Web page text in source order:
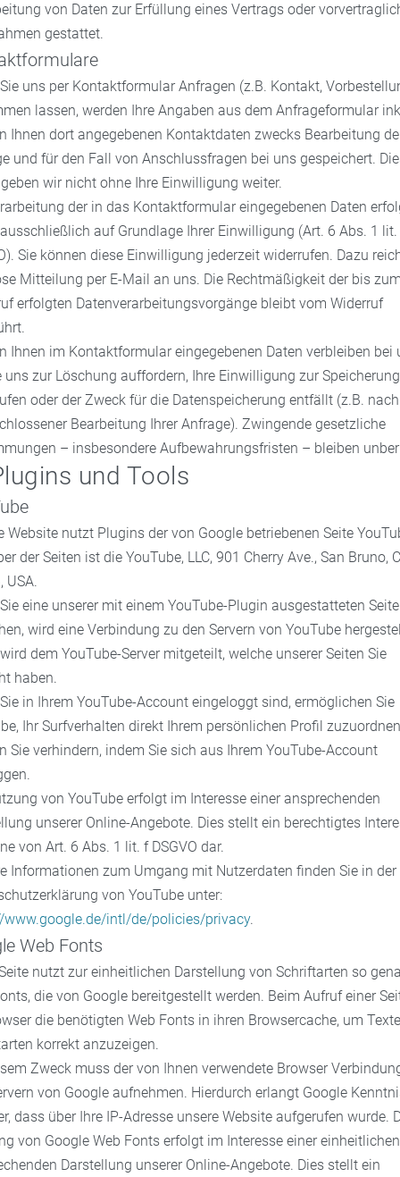
von Daten zur Erfüllung eines Vertrags oder
gestattet.
uns per Kontaktformular Anfragen (z.B. Kontakt,
lassen, werden Ihre Angaben aus dem Anfrageformular
Ihnen dort angegebenen Kontaktdaten zwecks Bearbeitung
und für den Fall von Anschlussfragen bei uns gespeichert.
wir nicht ohne Ihre Einwilligung weiter.
der in das Kontaktformular eingegebenen Daten
auf Grundlage Ihrer Einwilligung (Art. 6 Abs. 1 lit.
Sie können diese Einwilligung jederzeit widerrufen. Dazu
Mitteilung per E-Mail an uns. Die Rechtmäßigkeit der bis
erfolgten Datenverarbeitungsvorgänge bleibt vom Widerruf
Ihnen im Kontaktformular eingegebenen Daten verbleiben bei
uns zur Löschung auffordern, Ihre Einwilligung zur Speicherung
oder der Zweck für die Datenspeicherung entfällt (z.B. nach
Bearbeitung Ihrer Anfrage). Zwingende gesetzliche
– insbesondere Aufbewahrungsfristen – bleiben
und Tools
Website nutzt Plugins der von Google betriebenen Seite
der Seiten ist die YouTube, LLC, 901 Cherry Ave., San Bruno,
USA.
eine unserer mit einem YouTube-Plugin ausgestatteten
wird eine Verbindung zu den Servern von YouTube
dem YouTube-Server mitgeteilt, welche unserer Seiten Sie
haben.
in Ihrem YouTube-Account eingeloggt sind, ermöglichen Sie
Ihr Surfverhalten direkt Ihrem persönlichen Profil
Sie verhindern, indem Sie sich aus Ihrem YouTube-Account
von YouTube erfolgt im Interesse einer ansprechenden
unserer Online-Angebote. Dies stellt ein berechtigtes
von Art. 6 Abs. 1 lit. f DSGVO dar.
Informationen zum Umgang mit Nutzerdaten finden Sie in der
von YouTube unter:
www.google.de/intl/de/policies/privacy.
Web Fonts
nutzt zur einheitlichen Darstellung von Schriftarten so
die von Google bereitgestellt werden. Beim Aufruf einer
die benötigten Web Fonts in ihren Browsercache, um
korrekt anzuzeigen.
Zweck muss der von Ihnen verwendete Browser
von Google aufnehmen. Hierdurch erlangt Google
dass über Ihre IP-Adresse unsere Website aufgerufen wurde.
von Google Web Fonts erfolgt im Interesse einer
Darstellung unserer Online-Angebote. Dies stellt ein